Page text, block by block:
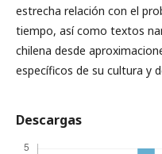
estrecha relación con el
tiempo, así como textos
chilena desde
específicos de su cultura y
Descargas